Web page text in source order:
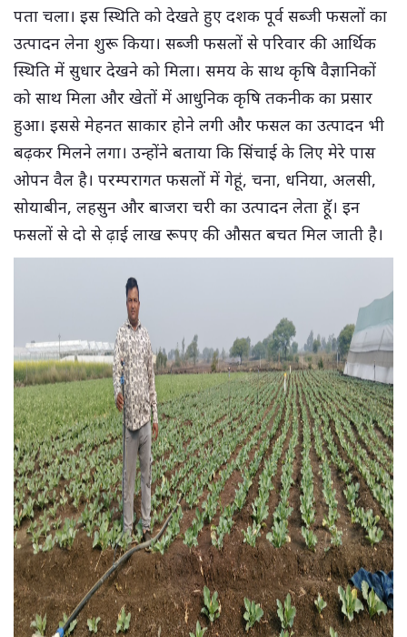
पता चला। इस स्थिति को देखते हुए दशक पूर्व सब्जी फसलों का
उत्पादन लेना शुरू किया। सब्जी फसलों से परिवार की आर्थिक
स्थिति में सुधार देखने को मिला। समय के साथ कृषि वैज्ञानिकों
को साथ मिला और खेतों में आधुनिक कृषि तकनीक का प्रसार
हुआ। इससे मेहनत साकार होने लगी और फसल का उत्पादन भी
बढ़कर मिलने लगा। उन्होंने बताया कि सिंचाई के लिए मेरे पास
ओपन वैल है। परम्परागत फसलों में गेहूं, चना, धनिया, अलसी,
सोयाबीन, लहसुन और बाजरा चरी का उत्पादन लेता हॅू। इन
फसलों से दो से ढ़ाई लाख रूपए की औसत बचत मिल जाती है।